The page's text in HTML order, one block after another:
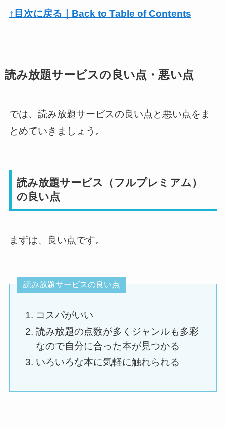
↑目次に戻る｜Back to Table of Contents
読み放題サービスの良い点・悪い点
では、読み放題サービスの良い点と悪い点をま
とめていきましょう。
読み放題サービス（フルプレミアム）
の良い点
まずは、良い点です。
読み放題サービスの良い点
コスパがいい
読み放題の点数が多くジャンルも多彩
なので自分に合った本が見つかる
いろいろな本に気軽に触れられる